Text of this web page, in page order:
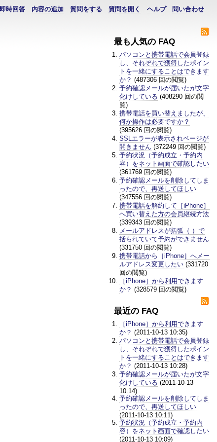
問い合わせ
ヘルプ
質問を開く
質問をする
内容の追加
即時回答
最も人気の FAQ
パソコンと携帯電話で会員登録
し、それぞれで獲得したポイン
トを一緒にすることはできます
か？ (487306 回の閲覧)
予約確認メールが届いたが文字
化けしている (408290 回の閲
覧)
携帯電話を買い替えましたが、
何か操作は必要ですか？
(395626 回の閲覧)
SSLエラーが表示されページが
開きません (372249 回の閲覧)
予約状況（予約成立・予約内
容）をネット画面で確認したい
(361769 回の閲覧)
予約確認メールを削除してしま
ったので、再送してほしい
(347556 回の閲覧)
携帯電話を解約して［iPhone］
へ買い替えた方の会員継続方法
(339343 回の閲覧)
メールアドレスが括弧（ ）で
括られていて予約ができません
(331750 回の閲覧)
携帯電話から［iPhone］へメー
ルアドレス変更したい (331720
回の閲覧)
［iPhone］から利用できます
か？ (328579 回の閲覧)
最近の FAQ
［iPhone］から利用できます
か？ (2011-10-13 10:35)
パソコンと携帯電話で会員登録
し、それぞれで獲得したポイン
トを一緒にすることはできます
か？ (2011-10-13 10:28)
予約確認メールが届いたが文字
化けしている (2011-10-13
10:14)
予約確認メールを削除してしま
ったので、再送してほしい
(2011-10-13 10:11)
予約状況（予約成立・予約内
容）をネット画面で確認したい
(2011-10-13 10:09)